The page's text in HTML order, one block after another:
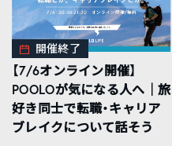
開催終了
【7/6オンライン開催】
POOLOが気になる人へ｜旅
好き同士で転職・キャリア
ブレイクについて話そう